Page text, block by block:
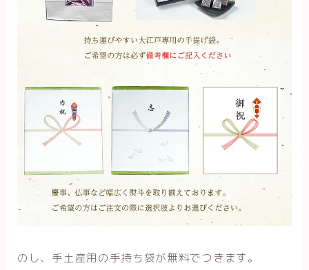
のし、手土産用の手持ち袋が無料でつきます。